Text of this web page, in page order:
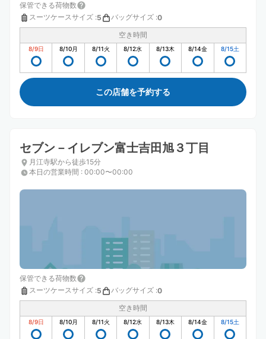
保管できる荷物数
スーツケースサイズ :5 バッグサイズ :0
空き時間
8/9日 8/10月 8/11火 8/12水 8/13木 8/14金 8/15土
この店舗を予約する
セブン－イレブン富士吉田旭３丁目
月江寺駅から徒歩15分
本日の営業時間 : 00:00〜00:00
保管できる荷物数
スーツケースサイズ :5 バッグサイズ :0
空き時間
8/9日 8/10月 8/11火 8/12水 8/13木 8/14金 8/15土